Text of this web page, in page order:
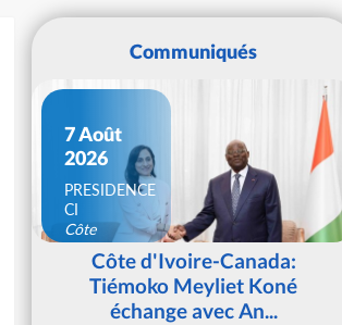
Communiqués
7 Août
2026
PRESIDENCE
CI
Côte
d'IvoireCôte d'Ivoire-Canada:
Tiémoko Meyliet Koné
échange avec An...